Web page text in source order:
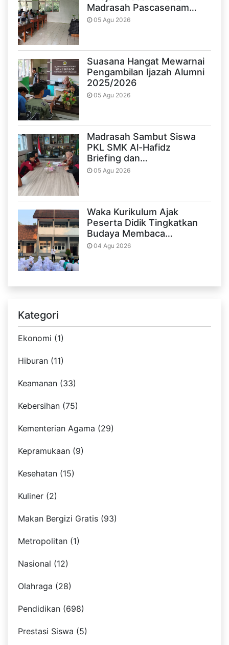
Madrasah Pascasenam…
05 Agu 2026
Suasana Hangat Mewarnai
Pengambilan Ijazah Alumni
2025/2026
05 Agu 2026
Madrasah Sambut Siswa
PKL SMK Al-Hafidz
Briefing dan…
05 Agu 2026
Waka Kurikulum Ajak
Peserta Didik Tingkatkan
Budaya Membaca…
04 Agu 2026
Kategori
Ekonomi (1)
Hiburan (11)
Keamanan (33)
Kebersihan (75)
Kementerian Agama (29)
Kepramukaan (9)
Kesehatan (15)
Kuliner (2)
Makan Bergizi Gratis (93)
Metropolitan (1)
Nasional (12)
Olahraga (28)
Pendidikan (698)
Prestasi Siswa (5)